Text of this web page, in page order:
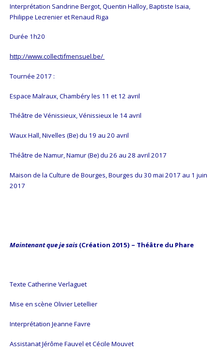
Interprétation Sandrine Bergot, Quentin Halloy, Baptiste Isaia,
Philippe Lecrenier et Renaud Riga
Durée 1h20
http://www.collectifmensuel.be/
Tournée 2017 :
Espace Malraux, Chambéry les 11 et 12 avril
Théâtre de Vénissieux, Vénissieux le 14 avril
Waux Hall, Nivelles (Be) du 19 au 20 avril
Théâtre de Namur, Namur (Be) du 26 au 28 avril 2017
Maison de la Culture de Bourges, Bourges du 30 mai 2017 au 1 juin
2017
Maintenant que je sais (Création 2015) – Théâtre du Phare
Texte Catherine Verlaguet
Mise en scène Olivier Letellier
Interprétation Jeanne Favre
Assistanat Jérôme Fauvel et Cécile Mouvet